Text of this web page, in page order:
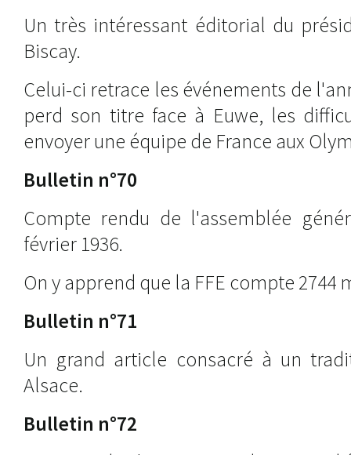
Un très intéressant éditorial du
Biscay.
Celui-ci retrace les événements de
perd son titre face à Euwe, les
envoyer une équipe de France aux
Bulletin n°70
Compte rendu de l'assemblée
février 1936.
On y apprend que la FFE compte 2744
Bulletin n°71
Un grand article consacré à un
Alsace.
Bulletin n°72